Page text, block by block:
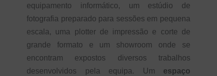
equipamento informático, um estúdio de
fotografia preparado para sessões em pequena
escala, uma plotter de impressão e corte de
grande formato e um showroom onde se
encontram expostos diversos trabalhos
desenvolvidos pela equipa. Um espaço